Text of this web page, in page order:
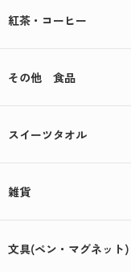
紅茶・コーヒー
その他 食品
スイーツタオル
雑貨
文具(ペン・マグネット)